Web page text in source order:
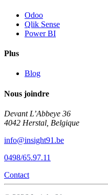
Odoo
Qlik Sense
Power BI
Plus
Blog
Nous joindre
Devant L’Abbeye 36
4042 Herstal, Belgique
info@insight91.be
0498/65.97.11
Contact